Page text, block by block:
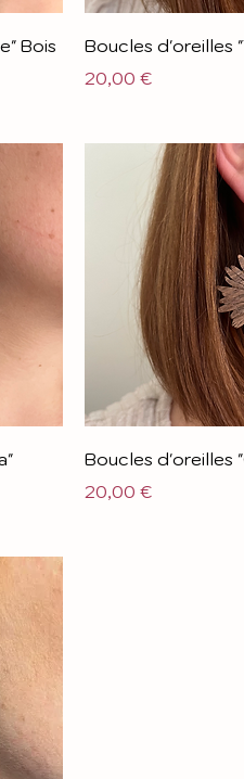
Bois
Boucles d'oreilles
Prix
20,00 €
Boucles d'oreilles
Prix
20,00 €